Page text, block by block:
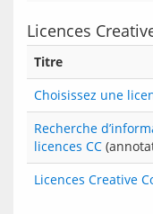
Licences
Titre
Choisissez une
Recherche
licences CC
Licences Creative